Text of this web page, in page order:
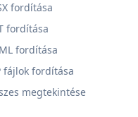
fordítása
fordítása
fordítása
fájlok fordítása
megtekintése